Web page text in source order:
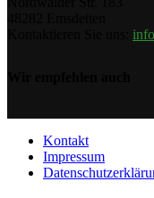
Kontakt
Impressum